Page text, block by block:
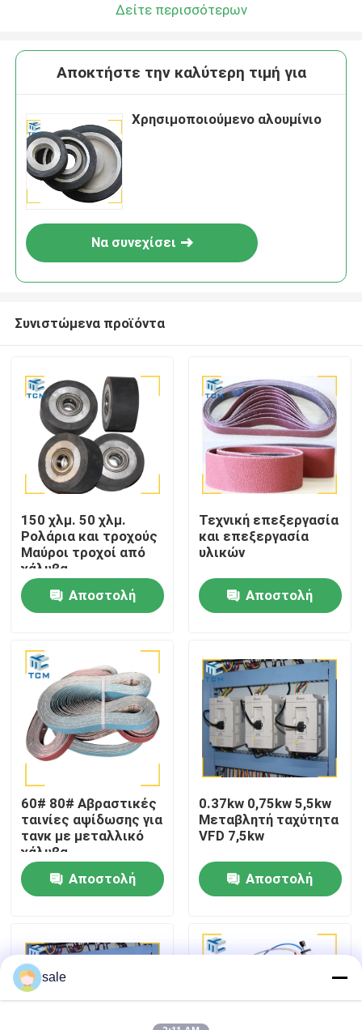
Σπίτι
Προϊόντα
Σχετικά με εμάς
Επισκέψεις στο εργοστάσιο
Έλεγχος ποιότητας
Επικοινωνήστε μαζί μας
Ειδήσεις
Ζητήστε μια προσφορά
Μηχανή γυάλωσης δεξαμενών
Δείτε περισσότερων
Αποκτήστε την καλύτερη τιμή για
Χρησιμοποιούμενο αλουμίνιο
Να συνεχίσει
Συνιστώμενα προϊόντα
150 χλμ. 50 χλμ.
Ρολάρια και τροχούς
Μαύροι τροχοί από
χάλυβα
Αποστολή
Τεχνική επεξεργασία
και επεξεργασία
υλικών
Αποστολή
60# 80# Αβραστικές
ταινίες αψίδωσης για
τανκ με μεταλλικό
χάλυβα
Αποστολή
0.37kw 0,75kw 5,5kw
Μεταβλητή ταχύτητα
VFD 7,5kw
Αποστολή
sale